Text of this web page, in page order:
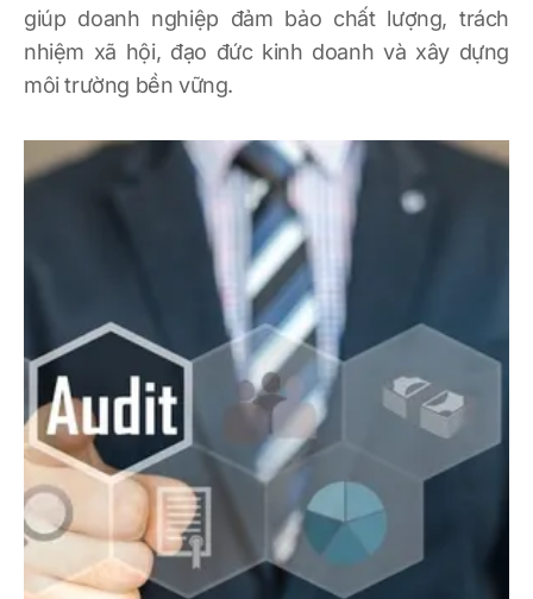
giúp doanh nghiệp đảm bảo chất lượng, trách
nhiệm xã hội, đạo đức kinh doanh và xây dựng
môi trường bền vững.